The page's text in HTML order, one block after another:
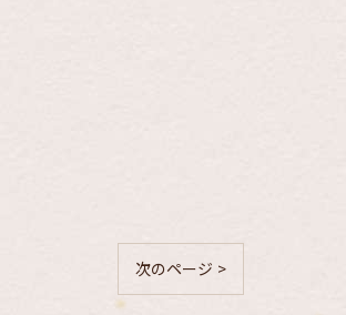
次のページ >